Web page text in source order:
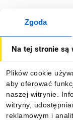
Zgoda
Na tej stronie są
Plików cookie
aby oferować
naszej witrynie.
witryny,
reklamowym i
O firmie
Informacje